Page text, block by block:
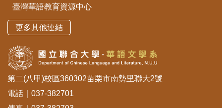
臺灣華語教育資源中心
更多其他連結
第二(八甲)校區360302苗栗市南勢里聯大2號
電話｜037-382701